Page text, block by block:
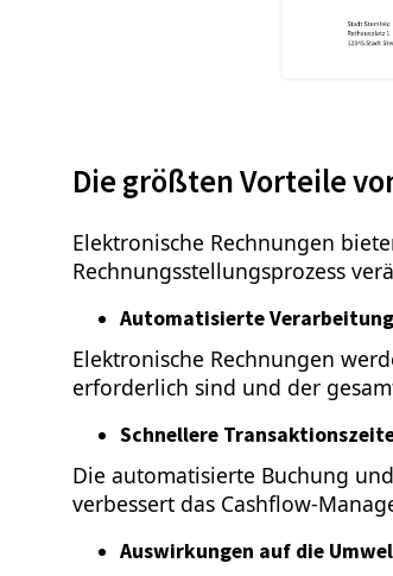
Die größten Vorteile
Elektronische Rechnungen
Rechnungsstellungsprozess
Automatisierte Verarbeitung
Elektronische Rechnungen
erforderlich sind und der
Schnellere
Die automatisierte Buchung
verbessert das Cashflow-
Auswirkungen auf die